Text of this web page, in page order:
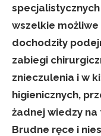
wszelkie
dochodziły
zabiegi
znieczulenia i w
higienicznych,
żadnej wiedzy
Brudne ręce i